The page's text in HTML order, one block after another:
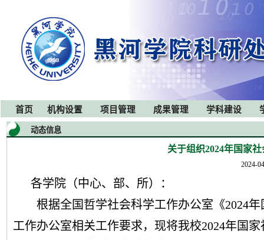
首页 机构设置 项目管理 成果管理 学科建设
动态信息
关于组织2024年国家
2024-
各学院（中心、部、所）：
根据全国哲学社会科学工作办公室《2024年
工作办公室相关工作要求，现将我校2024年国家